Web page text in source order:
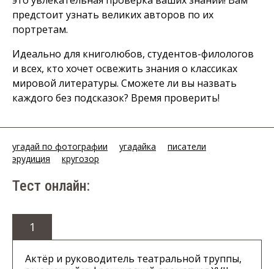
предстоит узнать великих авторов по их
портретам.
Идеально для книголюбов, студентов-филологов
и всех, кто хочет освежить знания о классиках
мировой литературы. Сможете ли вы назвать
каждого без подсказок? Время проверить!
угадай по фотографии угадайка
писатели
эрудиция
кругозор
Тест онлайн:
1
Актёр и руководитель театральной труппы,